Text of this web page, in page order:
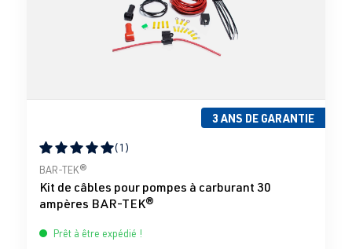
3 ANS DE GARANTIE
Note moyenne de 5 sur 5 étoiles
(1)
BAR-TEK®
Kit de câbles pour pompes à carburant 30
ampères BAR-TEK®
Prêt à être expédié !